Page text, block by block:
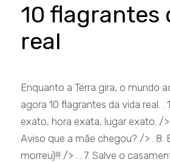
10 flagrantes
real
Enquanto a Terra gira, o mundo
agora 10 flagrantes da vida real. .
exato, hora exata, lugar exato. />
Aviso que a mãe chegou? /> . 8.
morreu)!!! /> . . 7. Salve o